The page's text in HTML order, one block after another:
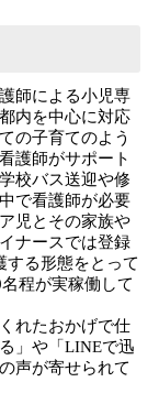
師による小児専
内を中心に対応
の子育てのよう
護師がサポート
校バス送迎や修
で看護師が必要
児とその家族や
ナースでは登録
する形態をとって
程が実稼働して
れたおかげで仕
」や「LINEで迅
声が寄せられて